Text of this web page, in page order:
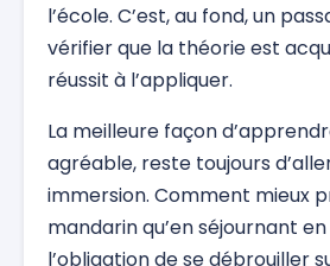
l’école. C’est, au fond, un
vérifier que la théorie est
réussit à l’appliquer.
La meilleure façon
agréable, reste toujours
immersion. Comment mieux
mandarin qu’en séjournant
l’obligation de se débrouiller